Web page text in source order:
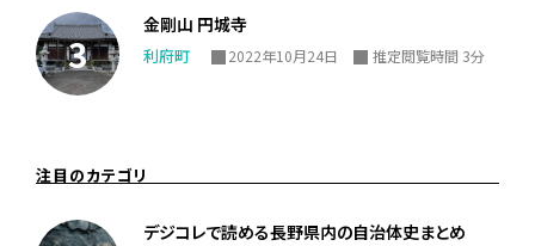
金剛山 円城寺
利府町 2022年10月24日 推定閲覧時間 3分
注目のカテゴリ
デジコレで読める長野県内の自治体史まとめ